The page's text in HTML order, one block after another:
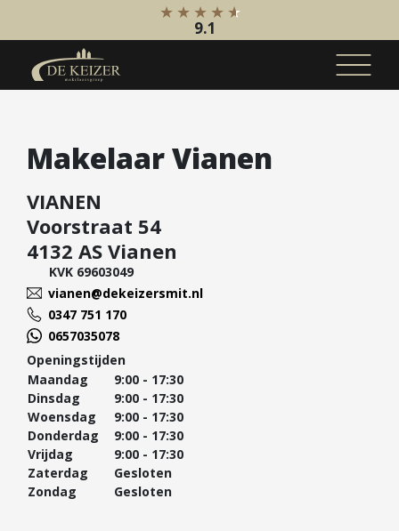
Bestaande bouw
Nieuwbouw
Bedrijfsaanbod
Huuraanbod
Bestaande bouw
Internationaal
Nieuwbouw
Bedrijfsaanbod
Diensten
Kopen
Verkopen
9.1
Makelaar Vianen
VIANEN
Voorstraat 54
4132 AS Vianen
KVK 69603049
vianen@dekeizersmit.nl
0347 751 170
0657035078
Openingstijden
Maandag
9:00 - 17:30
Dinsdag
9:00 - 17:30
Woensdag
9:00 - 17:30
Donderdag
9:00 - 17:30
Vrijdag
9:00 - 17:30
Zaterdag
Gesloten
Zondag
Gesloten